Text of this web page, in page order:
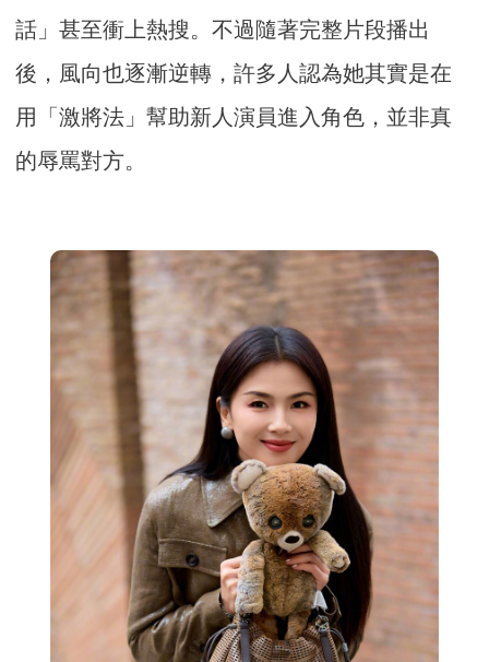
話」甚至衝上熱搜。不過隨著完整片段播出
後，風向也逐漸逆轉，許多人認為她其實是在
用「激將法」幫助新人演員進入角色，並非真
的辱罵對方。